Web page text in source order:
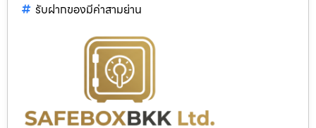
รับฝากของมีค่าสามย่าน